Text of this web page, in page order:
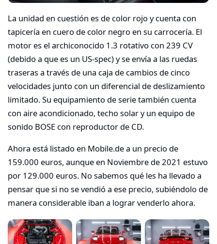
La unidad en cuestión es de color rojo y cuenta con
tapicería en cuero de color negro en su carrocería. El
motor es el archiconocido 1.3 rotativo con 239 CV
(debido a que es un US-spec) y se envía a las ruedas
traseras a través de una caja de cambios de cinco
velocidades junto con un diferencial de deslizamiento
limitado. Su equipamiento de serie también cuenta
con aire acondicionado, techo solar y un equipo de
sonido BOSE con reproductor de CD.
Ahora está listado en Mobile.de a un precio de
159.000 euros, aunque en Noviembre de 2021 estuvo
por 129.000 euros. No sabemos qué les ha llevado a
pensar que si no se vendió a ese precio, subiéndolo de
manera considerable iban a lograr venderlo ahora.